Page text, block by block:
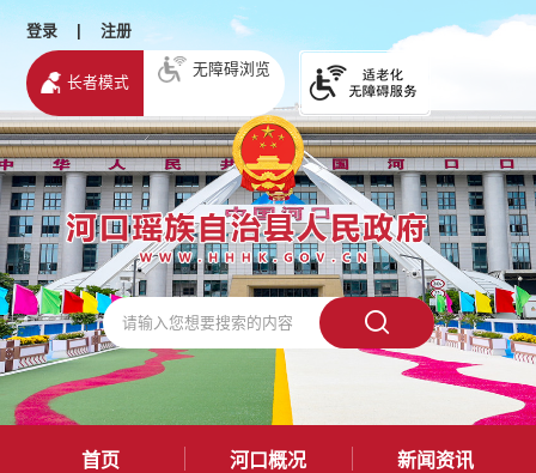
登录 | 注册
长者模式
无障碍浏览
首页 河口概况 新闻资讯